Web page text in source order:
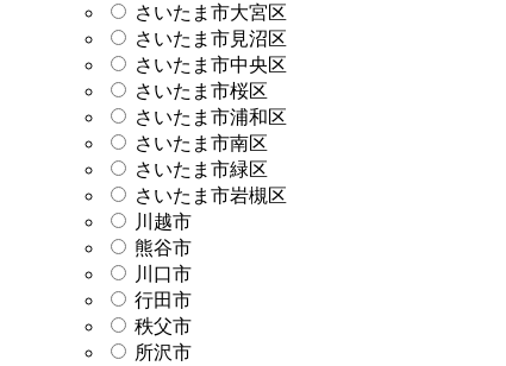
さいたま市大宮区
さいたま市見沼区
さいたま市中央区
さいたま市桜区
さいたま市浦和区
さいたま市南区
さいたま市緑区
さいたま市岩槻区
川越市
熊谷市
川口市
行田市
秩父市
所沢市